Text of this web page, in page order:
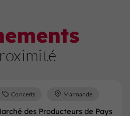
des Producteurs de Pays
Concerts Marmande